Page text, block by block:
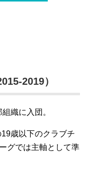
2019）
織に入団。
歳以下のクラブチ
グでは主軸として準